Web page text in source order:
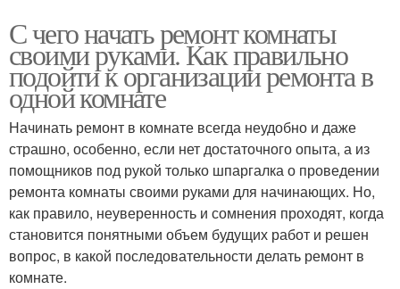
С чего начать ремонт комнаты
своими руками. Как правильно
подойти к организации ремонта в
одной комнате
Начинать ремонт в комнате всегда неудобно и даже
страшно, особенно, если нет достаточного опыта, а из
помощников под рукой только шпаргалка о проведении
ремонта комнаты своими руками для начинающих. Но,
как правило, неуверенность и сомнения проходят, когда
становится понятными объем будущих работ и решен
вопрос, в какой последовательности делать ремонт в
комнате.